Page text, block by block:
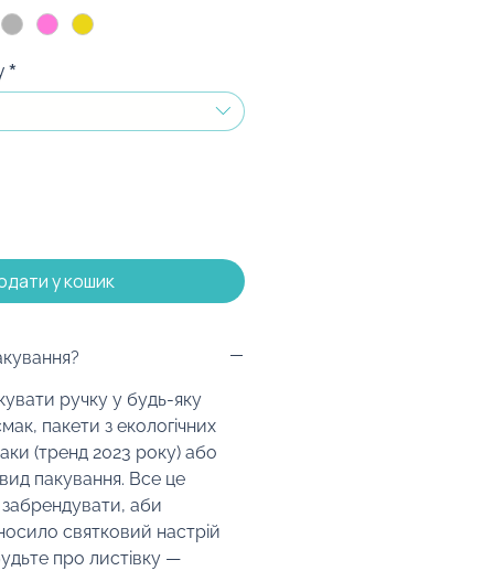
*
у кошик
ручку у будь-яку
пакети з екологічних
(тренд 2023 року) або
пакування. Все це
аби
святковий настрій
про листівку —